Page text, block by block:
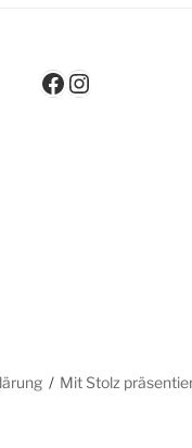
Facebook
Instagram
Mit Stolz